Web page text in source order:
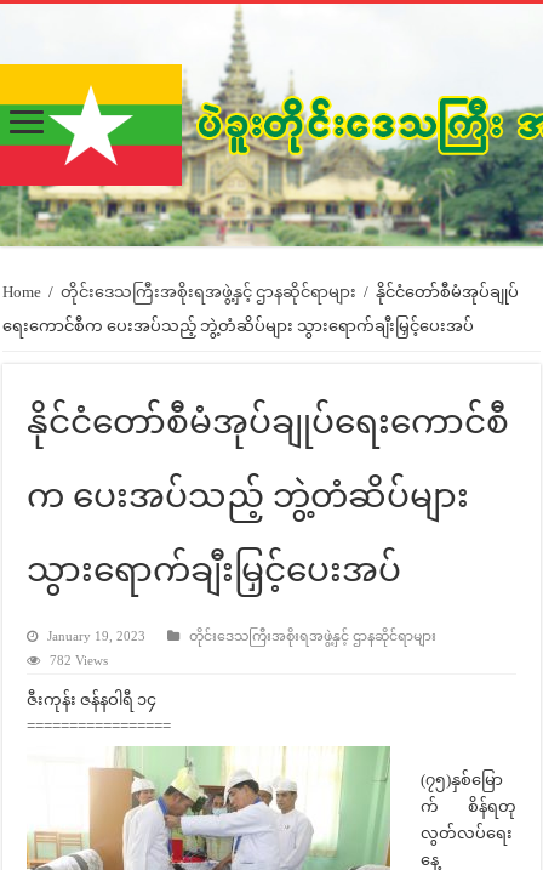
Home / တိုင်းဒေသကြီးအစိုးရအဖွဲ့နှင့် ဌာနဆိုင်ရာများ / နိုင်ငံတော်စီမံအုပ်ချုပ်
ရေးကောင်စီက ပေးအပ်သည့် ဘွဲ့တံဆိပ်များ သွားရောက်ချီးမြှင့်ပေးအပ်
နိုင်ငံတော်စီမံအုပ်ချုပ်ရေးကောင်စီ
က ပေးအပ်သည့် ဘွဲ့တံဆိပ်များ
သွားရောက်ချီးမြှင့်ပေးအပ်
January 19, 2023
တိုင်းဒေသကြီးအစိုးရအဖွဲ့နှင့် ဌာနဆိုင်ရာများ
782 Views
ဇီးကုန်း ဇန်နဝါရီ ၁၄
=================
(၇၅)နှစ်မြော
က် စိန်ရတု
လွတ်လပ်ရေး
နေ့